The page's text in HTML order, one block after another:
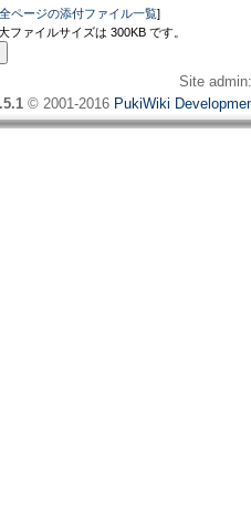
全ページの添付ファイル一覧]
ファイルサイズは 300KB です。
Site
© 2001-2016 PukiWiki